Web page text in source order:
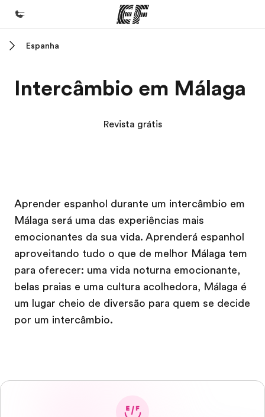
Programas
Quem somos
Carreiras
Junte-se a nós
Espanha
Intercâmbio em Málaga
Revista grátis
Aprender espanhol durante um intercâmbio em
Málaga será uma das experiências mais
emocionantes da sua vida. Aprenderá espanhol
aproveitando tudo o que de melhor Málaga tem
para oferecer: uma vida noturna emocionante,
belas praias e uma cultura acolhedora, Málaga é
um lugar cheio de diversão para quem se decide
por um intercâmbio.